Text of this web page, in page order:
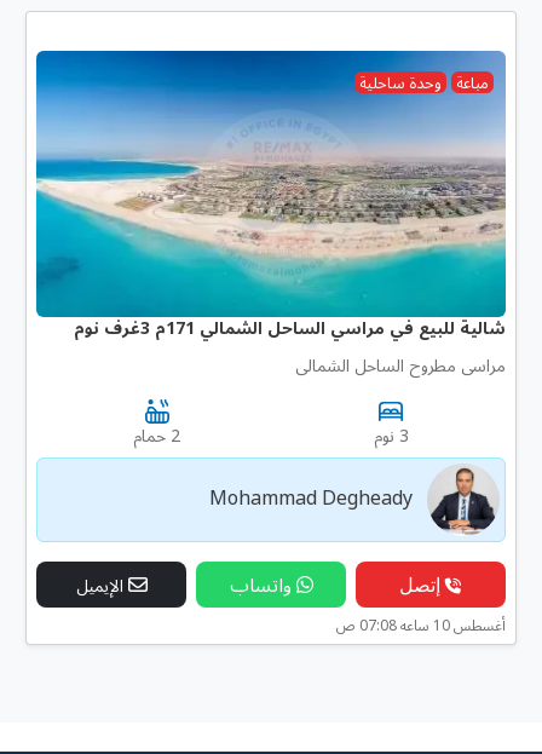
مباعة وحدة ساحلية
شالية للبيع في مراسي الساحل الشمالي 171م 3غرف نوم
مراسى مطروح الساحل الشمالى
3 نوم 2 حمام
Mohammad Degheady
إتصل واتساب الإيميل
أغسطس 10 ساعه 07:08 ص